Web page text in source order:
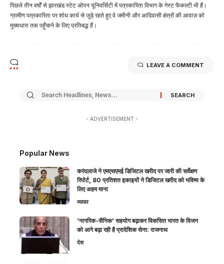
पिछले तीन वर्षों से झारखंड स्टेट ओपन यूनिवर्सिटी में पत्रकारिता विभाग के गेस्ट फैकल्टी भी हैं।
ग्रामीण पत्रकारिता पर शोध कार्य से जुड़े रहते हुए वे जमीनी और आदिवासी क्षेत्रों की आवाज़ को
मुख्यधारा तक पहुँचाने के लिए प्रतिबद्ध हैं।
LEAVE A COMMENT
- ADVERTISEMENT -
Popular News
करंदलाजे ने एमएसएमई डिजिटल खरीद पर जारी की सर्वेक्षण
रिपोर्ट, 80 प्रतिशत इकाइयों ने डिजिटल खरीद को भविष्य के
लिए अहम माना
व्यापार
‘नागरिक-सैनिक’ सहयोग बढ़ाकर विकसित भारत के विजन
को आगे बढ़ा रही है प्रादेशिक सेना: राजनाथ
देश